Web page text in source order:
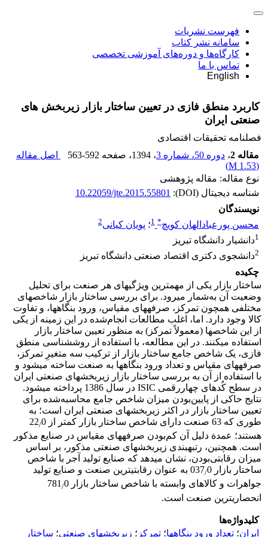
فهرست نشریات
سامانه نشر کتاب
کارگاه‌ها و دوره‌های آموزشی تخصصی
تماس با ما
English
کاربرد منطق فازی در تعیین ساختار بازار زیربخش‏ های
صنعتی ایران
فصلنامه تحقیقات اقتصادی
مقاله 2
، دوره 50، شماره 3 ، 1394 ، صفحه 563-592
اصل مقاله
(
1.53 M
)
نوع مقاله: مقاله پژوهشی
شناسه دیجیتال (DOI):
10.22059/jte.2015.55801
نویسندگان
محسن پورعبادالهان کویچ*
1؛ پویان کیانی2
1دانشیار دانشگاه تبریز
2دانشجوی دکتری اقتصاد صنعتی دانشگاه تبریز
چکیده
ساختار بازار یکی از مهم‏ترین ویژگی‏های هر صنعت برای تحلیل
وضعیت آن به‌شمار می‏رود. برای بررسی ساختار بازار شاخص‏های
مختلفی همچون تمرکز، صرفه‏های مقیاس، ورود بنگاه‏ها، و تفاوت
کالا وجود دارد. اما، اغلب مطالعات انجام‌شده در این زمینه از یکی
از این شاخص‏ها (معمولاً تمرکز) به منظور تعیین ساختار بازار
استفاده می‏کنند. در این مطالعه، با استفاده از روش‏شناسی منطق
فازی، یک شاخص جامع ساختار بازار از ترکیب سه متغیرِ تمرکز،
صرفه‏های مقیاس و تعداد ورود بنگاه‏ها به صنعت ساخته می‏شود و
با استفاده از آن به بررسی ساختار بازار زیربخش‏های صنعتی ایران
در سطح کُدهای چهاررقمی ISIC در سال 1386 پرداخته می‏شود.
نتایج حاکی از پایین‌بودن میزان شاخص جامع محاسبه‌شده برای
تعیین ساختار بازار در اکثر زیربخش‏های صنعتی ایران است؛ به
طوری که 63 صنعت دارای شاخص ساختار بازار کمتر از 22
/0
هستند؛ عمدة دلیل آن کم‌بودن صرفه‏های مقیاس در صنایع مذکور
است. همچنین، رتبه‏بندی زیربخش‏های صنعتی مذکور، بر اساس
میزان رقابتی‌بودن، نشان می‏دهد که صنایع تولید آجر با شاخص
ساختار بازار 037
/
0 به عنوان رقابتی‏ترین صنعت و صنایع تولید
جواهرات و کالاهای وابسته با شاخص ساختار بازار 781
/0
انحصاری‏ترین صنعت است.
کلیدواژه‌ها
ایران؛ تعداد ورود بنگاه‏ها؛ تمرکز ؛ زیربخش‏های صنعتی؛ ساختار